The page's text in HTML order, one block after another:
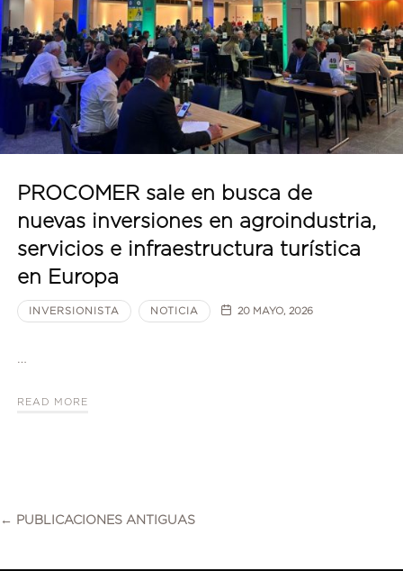
PROCOMER sale en busca de
nuevas inversiones en agroindustria,
servicios e infraestructura turística
en Europa
INVERSIONISTA NOTICIA 20 MAYO, 2026
…
READ MORE
← PUBLICACIONES ANTIGUAS